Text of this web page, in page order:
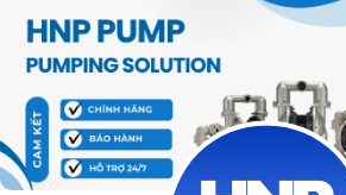
qua
dung